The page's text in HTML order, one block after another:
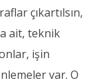
çıkartılsın,
ait, teknik
işin
var. O